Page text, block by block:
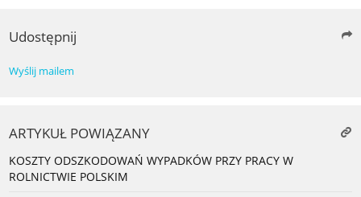
Udostępnij
Wyślij mailem
ARTYKUŁ POWIĄZANY
KOSZTY ODSZKODOWAŃ WYPADKÓW PRZY PRACY W
ROLNICTWIE POLSKIM